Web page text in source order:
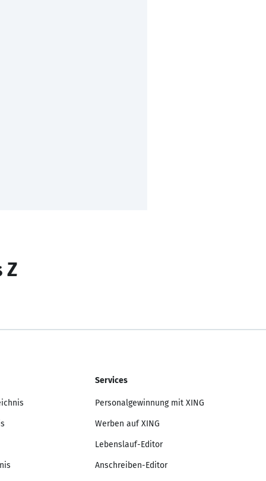
Z
Services
Personalgewinnung mit XING
Werben auf XING
Lebenslauf-Editor
Anschreiben-Editor